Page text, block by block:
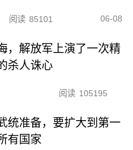
阅读 85101 06-08
，解放军上演了一次精
杀人诛心
阅读 105195
统准备，要扩大到第一
有国家